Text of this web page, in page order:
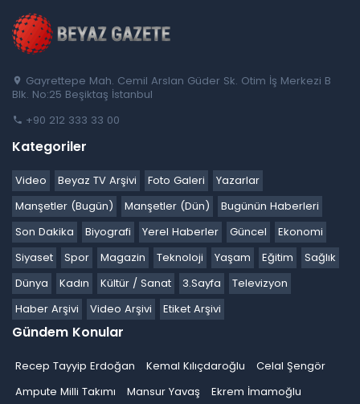
Gayrettepe Mah. Cemil Arslan Güder Sk. Otim İş Merkezi B
Blk. No:25 Beşiktaş İstanbul
+90 212 333 33 00
Kategoriler
Video Beyaz TV Arşivi Foto Galeri
Yazarlar
Manşetler (Bugün)
Manşetler (Dün)
Bugünün Haberleri
Son Dakika
Biyografi Yerel Haberler Güncel
Ekonomi
Siyaset
Spor Magazin Teknoloji Yaşam Eğitim
Sağlık
Dünya
Kadın Kültür / Sanat 3.Sayfa
Televizyon
Haber Arşivi
Video Arşivi Etiket Arşivi
Gündem Konular
Recep Tayyip Erdoğan Kemal Kılıçdaroğlu
Celal Şengör
Ampute Milli Takımı
Mansur Yavaş
Ekrem İmamoğlu